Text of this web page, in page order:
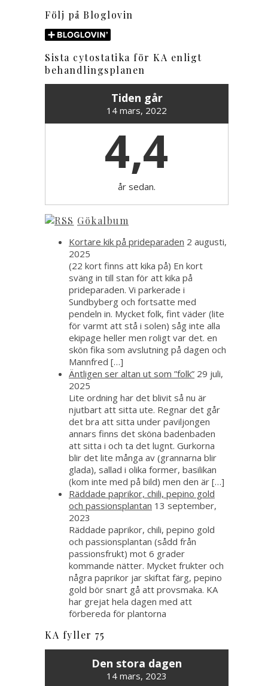
Följ på Bloglovin
Sista cytostatika för KA enligt
behandlingsplanen
Tiden går
14 mars, 2022
4,4
år sedan.
Gökalbum
Kortare kik på prideparaden 2 augusti,
2025
(22 kort finns att kika på) En kort
sväng in till stan för att kika på
prideparaden. Vi parkerade i
Sundbyberg och fortsatte med
pendeln in. Mycket folk, fint väder (lite
för varmt att stå i solen) såg inte alla
ekipage heller men roligt var det. en
skön fika som avslutning på dagen och
Mannfred […]
Äntligen ser altan ut som ”folk” 29 juli,
2025
Lite ordning har det blivit så nu är
njutbart att sitta ute. Regnar det går
det bra att sitta under paviljongen
annars finns det sköna badenbaden
att sitta i och ta det lugnt. Gurkorna
blir det lite många av (grannarna blir
glada), sallad i olika former, basilikan
(kom inte med på bild) men den är […]
Räddade paprikor, chili, pepino gold
och passionsplantan 13 september,
2023
Räddade paprikor, chili, pepino gold
och passionsplantan (sådd från
passionsfrukt) mot 6 grader
kommande nätter. Mycket frukter och
några paprikor jar skiftat färg, pepino
gold bör snart gå att provsmaka. KA
har grejat hela dagen med att
förbereda för plantorna
KA fyller 75
Den stora dagen
14 mars, 2023